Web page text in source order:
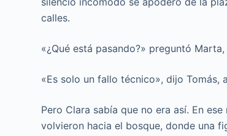
calles.
«¿Qué está pasando?» preguntó Marta,
«Es solo un fallo técnico», dijo Tomás,
Pero Clara sabía que no era así. En
volvieron hacia el bosque, donde una